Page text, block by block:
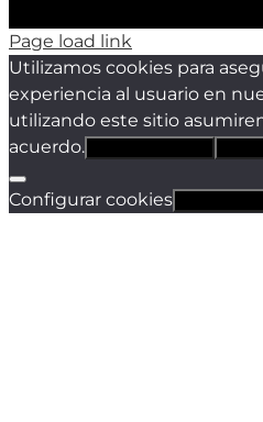
Page load link
Utilizamos cookies para
experiencia al usuario en
utilizando este sitio
acuerdo.
Configurar cookies